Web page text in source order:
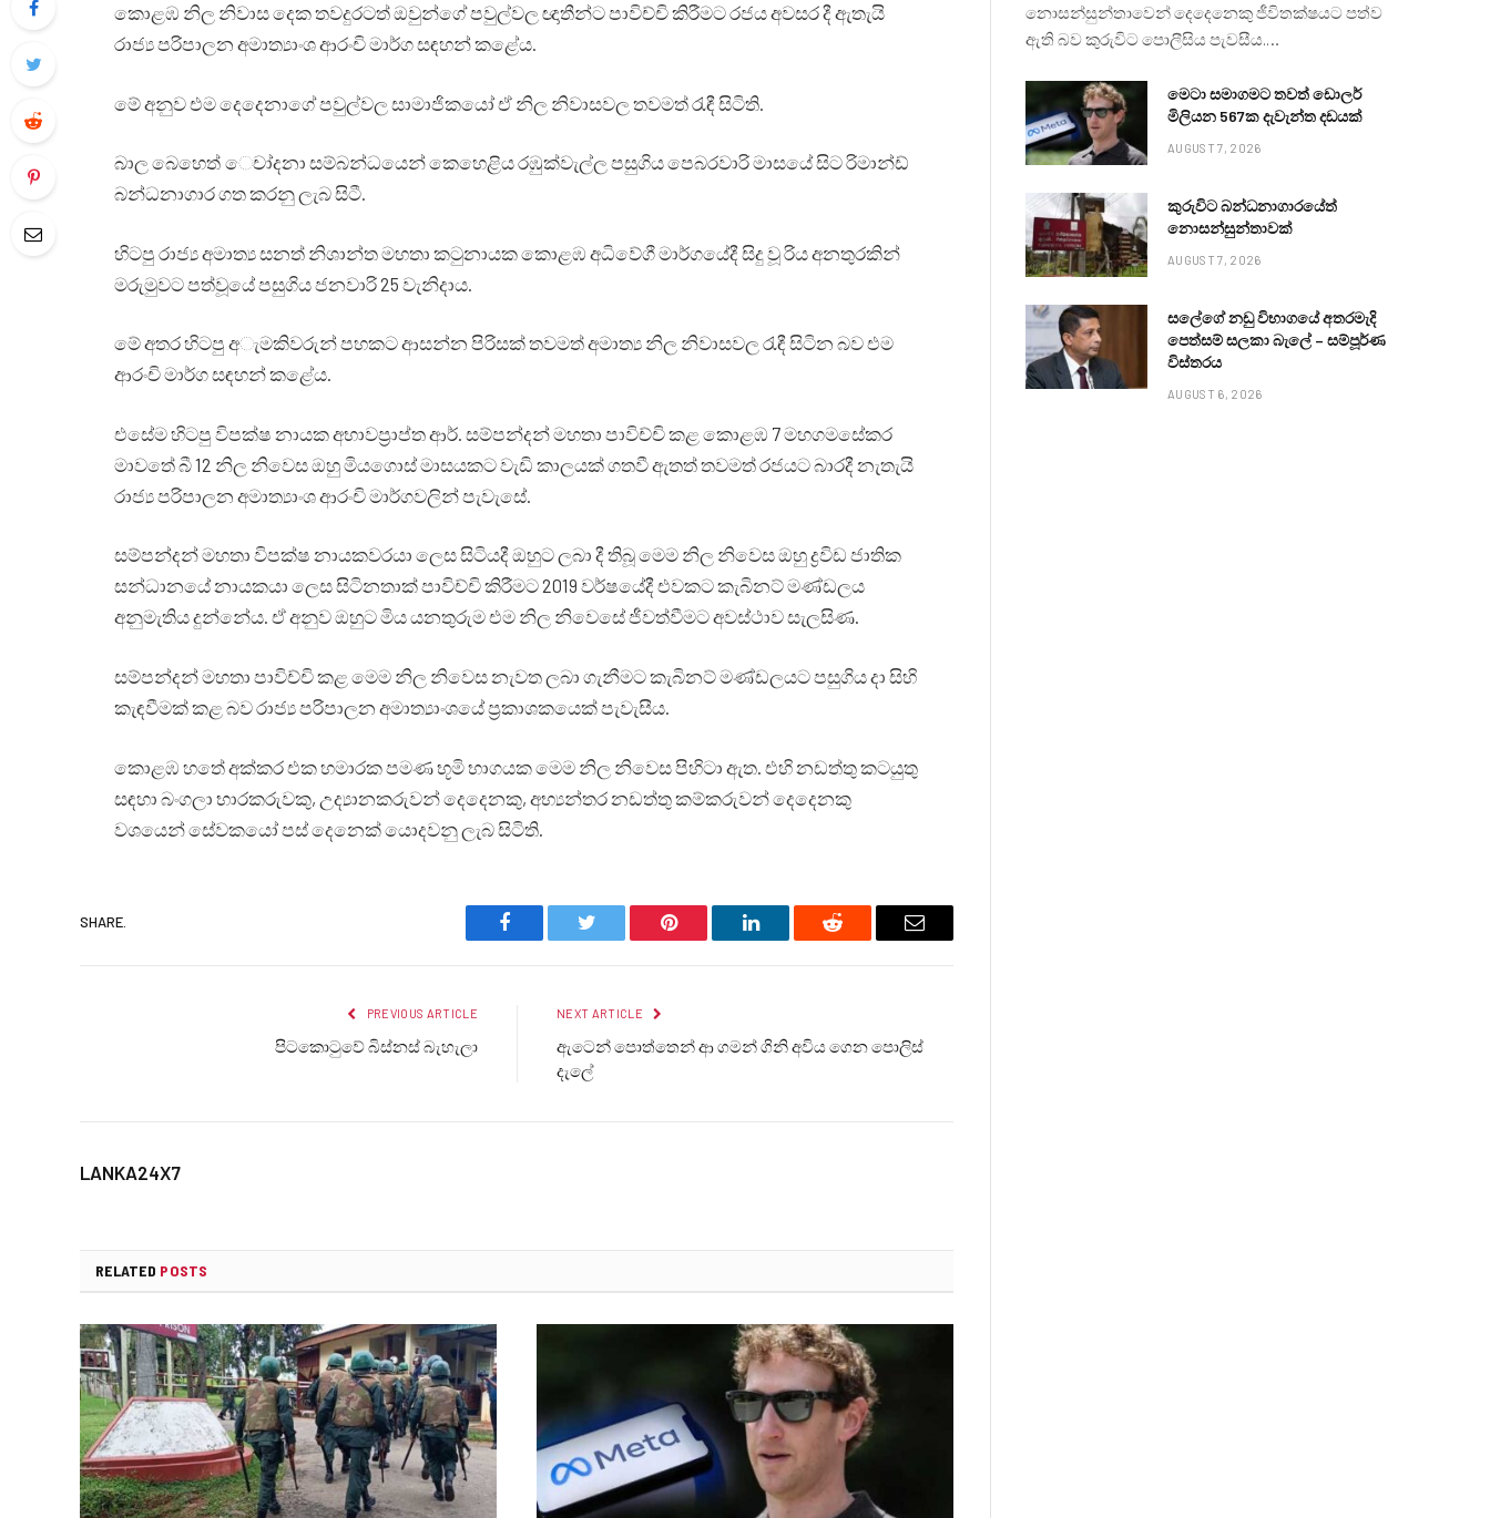
කොළඹ නිල නිවාස දෙක තවදුරටත් ඔවුන්ගේ පවුල්වල ඥාතීන්ට පාවිච්චි කිරීමට රජය අවසර දී ඇතැයි
රාජ්‍ය පරිපාලන අමාත්‍යාංශ ආරංචි මාර්ග සඳහන් කළේය.
මේ අනුව එම දෙදෙනාගේ පවුල්වල සාමාජිකයෝ ඒ නිල නිවාසවල තවමත් රැඳී සිටිති.
බාල බෙහෙත් ෙචා්දනා සම්බන්ධයෙන් කෙහෙළිය රඹුක්වැල්ල පසුගිය පෙබරවාරි මාසයේ සිට රිමාන්ඩ්
බන්ධනාගාර ගත කරනු ලැබ සිටී.
හිටපු රාජ්‍ය අමාත්‍ය සනත් නිශාන්ත මහතා කටුනායක කොළඹ අධිවේගී මාර්ගයේදී සිදු වූ රිය අනතුරකින්
මරුමුවට පත්වූයේ පසුගිය ජනවාරි 25 වැනිදාය.
මේ අතර හිටපු අැමකිවරුන් පහකට ආසන්න පිරිසක් තවමත් අමාත්‍ය නිල නිවාසවල රැඳී සිටින බව එම
ආරංචි මාර්ග සඳහන් කළේය.
එසේම හිටපු විපක්ෂ නායක අභාවප්‍රාප්ත ආර්. සම්පන්දන් මහතා පාවිච්චි කළ කොළඹ 7 මහගමසේකර
මාවතේ බී 12 නිල නිවෙස ඔහු මියගොස් මාසයකට වැඩි කාලයක් ගතවී ඇතත් තවමත් රජයට බාරදී නැතැයි
රාජ්‍ය පරිපාලන අමාත්‍යාංශ ආරංචි මාර්ගවලින් පැවැසේ.
සම්පන්දන් මහතා විපක්ෂ නායකවරයා ලෙස සිටියදී ඔහුට ලබා දී තිබූ මෙම නිල නිවෙස ඔහු ද්‍රවිඩ ජාතික
සන්ධානයේ නායකයා ලෙස සිටිනතාක් පාවිච්චි කිරීමට 2019 වර්ෂයේදී එවකට කැබිනට් මණ්ඩලය
අනුමැතිය දුන්නේය. ඒ අනුව ඔහුට මිය යනතුරුම එම නිල නිවෙසේ ජීවත්වීමට අවස්ථාව සැලසිණ.
සම්පන්දන් මහතා පාවිච්චි කළ මෙම නිල නිවෙස නැවත ලබා ගැනීමට කැබිනට් මණ්ඩලයට පසුගිය දා සිහි
කැඳවීමක් කළ බව රාජ්‍ය පරිපාලන අමාත්‍යාංශයේ ප්‍රකාශකයෙක් පැවැසීය.
කොළඹ හතේ අක්කර එක හමාරක පමණ භූමි භාගයක මෙම නිල නිවෙස පිහිටා ඇත. එහි නඩත්තු කටයුතු
සඳහා බංගලා භාරකරුවකු, උද්‍යානකරුවන් දෙදෙනකු, අභ්‍යන්තර නඩත්තු කම්කරුවන් දෙදෙනකු
වශයෙන් සේවකයෝ පස් දෙනෙක් යොදවනු ලැබ සිටිති.
SHARE.
Facebook Twitter Pinterest LinkedIn Reddit Email
PREVIOUS ARTICLE
පිටකොටුවේ බිස්නස් බැහැලා
NEXT ARTICLE
ඇටෙන් පොත්තෙන් ආ ගමන් ගිනි අවිය ගෙන පොලිස්
දැලේ
LANKA24X7
RELATED POSTS
නොසන්සුන්තාවෙන් දෙදෙනෙකු ජීවිතක්ෂයට පත්ව
ඇති බව කුරුවිට පොලීසිය පැවසීය.…
මෙටා සමාගමට තවත් ඩොලර්
මිලියන 567ක දැවැන්ත දඩයක්
AUGUST 7, 2026
කුරුවිට බන්ධනාගාරයේත්
නොසන්සුන්තාවක්
AUGUST 7, 2026
සලේගේ නඩු විභාගයේ අතරමැදි
පෙත්සම් සලකා බැලේ – සම්පූර්ණ
විස්තරය
AUGUST 6, 2026